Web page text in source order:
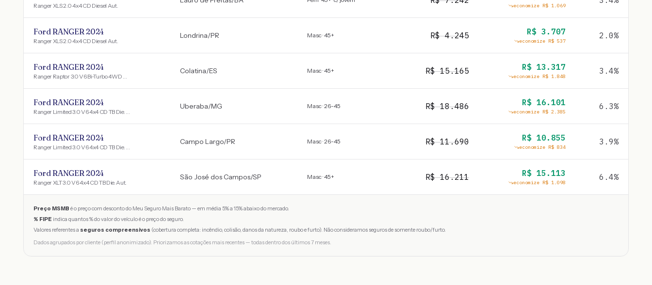
Ranger XLS 2.0 4x4 CD Diesel Aut. economize R$ 1.069
Ford RANGER 2024
Ranger XLS 2.0 4x4 CD Diesel Aut.
Londrina/PR Masc · 45+ R$4.245 R$ 3.707
economize R$ 537
2.0%
Ford RANGER 2024
Ranger Raptor 3.0 V6 Bi-Turbo 4WD AUT.
Colatina/ES Masc · 45+ R$15.165 R$ 13.317
economize R$ 1.848
3.4%
Ford RANGER 2024
Ranger Limited 3.0 V6 4x4 CD TB Die. Aut
Uberaba/MG Masc · 26-45 R$18.486 R$ 16.101
economize R$ 2.385
6.3%
Ford RANGER 2024
Ranger Limited 3.0 V6 4x4 CD TB Die. Aut
Campo Largo/PR Masc · 26-45 R$11.690 R$ 10.855
economize R$ 834
3.9%
Ford RANGER 2024
Ranger XLT 3.0 V6 4x4 CD TB Die. Aut.
São José dos Campos/SP Masc · 45+ R$16.211 R$ 15.113
economize R$ 1.098
6.4%
Preço MSMB é o preço com desconto do Meu Seguro Mais Barato — em média 5% a 15% abaixo do mercado.
% FIPE indica quantos % do valor do veículo é o preço do seguro.
Valores referentes a seguros compreensivos (cobertura completa: incêndio, colisão, danos da natureza, roubo e furto). Não consideramos seguros de somente roubo/furto.
Dados agrupados por cliente (perfil anonimizado). Priorizamos as cotações mais recentes — todas dentro dos últimos 7 meses.